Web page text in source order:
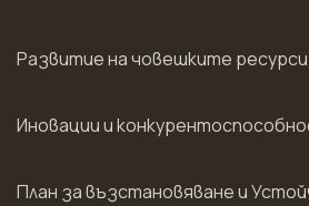
Развитие на човешките ресурси
Иновации и
План за възстановяване и